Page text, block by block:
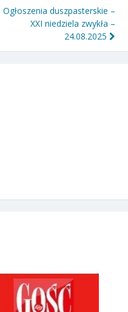
Ogłoszenia duszpasterskie –
XXI niedziela zwykła –
24.08.2025